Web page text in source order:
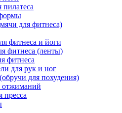
пилатеса
для фитнеса)
фитнеса и йоги
фитнеса (ленты)
фитнеса
для рук и ног
для похудения)
отжиманий
пресса